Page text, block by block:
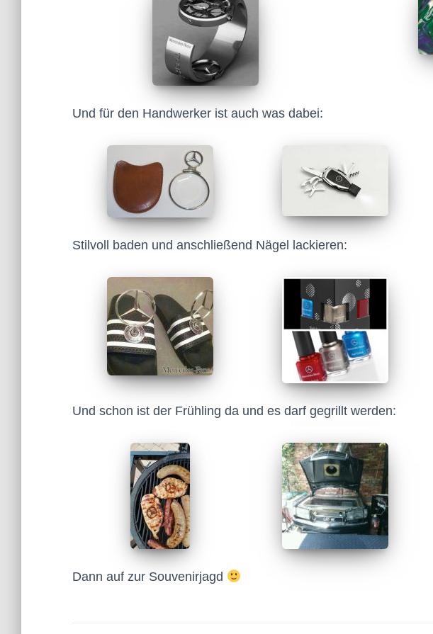
Und für den Handwerker ist auch was dabei:
Stilvoll baden und anschließend Nägel lackieren:
Und schon ist der Frühling da und es darf gegrillt werden:
Dann auf zur Souvenirjagd